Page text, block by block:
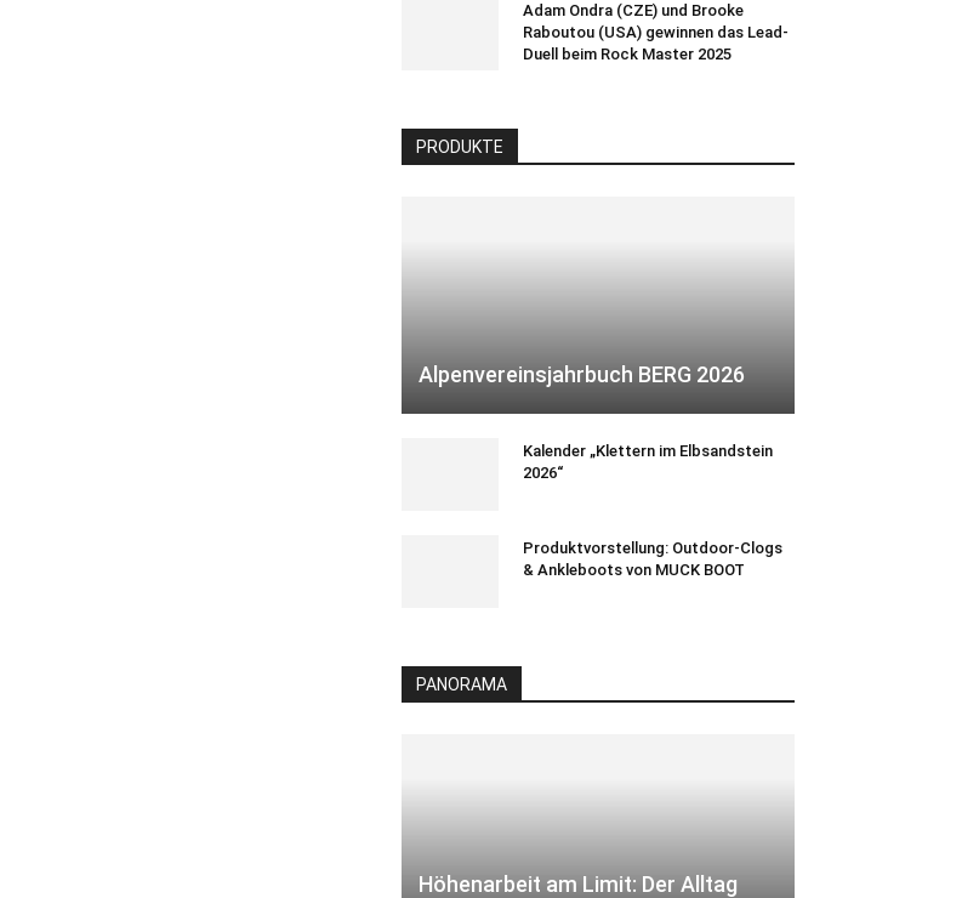
Adam Ondra (CZE) und Brooke
Raboutou (USA) gewinnen das Lead-
Duell beim Rock Master 2025
PRODUKTE
Alpenvereinsjahrbuch BERG 2026
Kalender „Klettern im Elbsandstein
2026“
Produktvorstellung: Outdoor-Clogs
& Ankleboots von MUCK BOOT
PANORAMA
Höhenarbeit am Limit: Der Alltag